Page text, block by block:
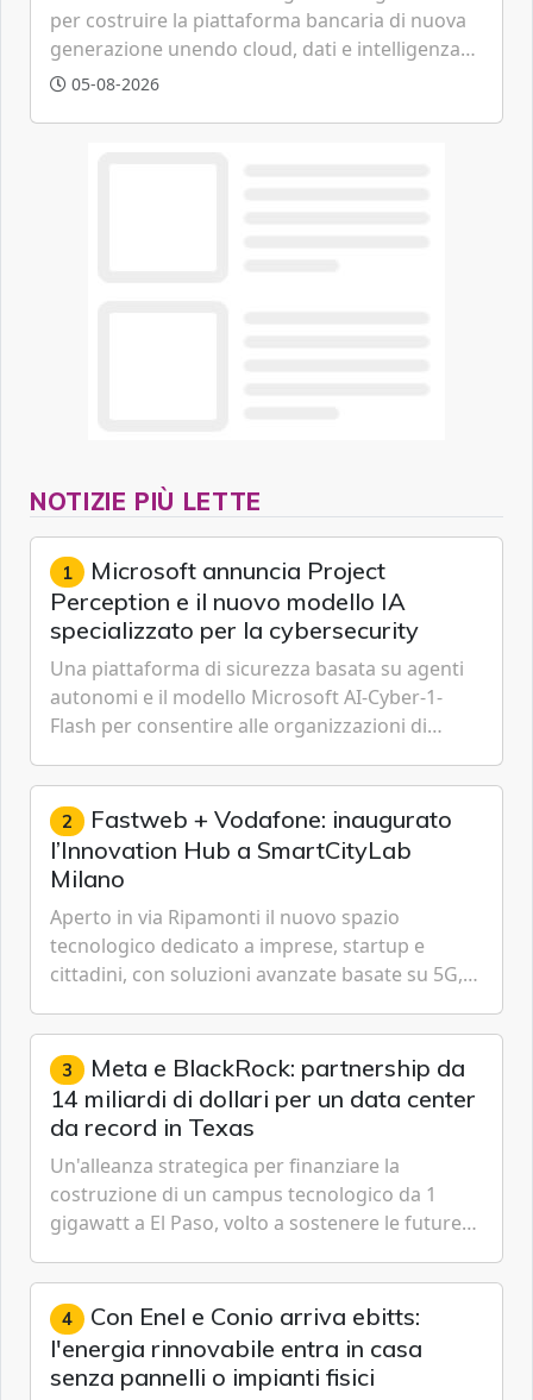
per costruire la piattaforma bancaria di nuova
generazione unendo cloud, dati e intelligenza
artificiale.
05-08-2026
NOTIZIE PIÙ LETTE
1 Microsoft annuncia Project
Perception e il nuovo modello IA
specializzato per la cybersecurity
Una piattaforma di sicurezza basata su agenti
autonomi e il modello Microsoft AI-Cyber-1-
Flash per consentire alle organizzazioni di
gestione continua del rischio.
2 Fastweb + Vodafone: inaugurato
l’Innovation Hub a SmartCityLab
Milano
Aperto in via Ripamonti il nuovo spazio
tecnologico dedicato a imprese, startup e
cittadini, con soluzioni avanzate basate su 5G,
Cybersecurity.
3 Meta e BlackRock: partnership da
14 miliardi di dollari per un data center
da record in Texas
Un'alleanza strategica per finanziare la
costruzione di un campus tecnologico da 1
gigawatt a El Paso, volto a sostenere le future
artificiale dell'azienda di Mark Zuckerberg.
4 Con Enel e Conio arriva ebitts:
l'energia rinnovabile entra in casa
senza pannelli o impianti fisici